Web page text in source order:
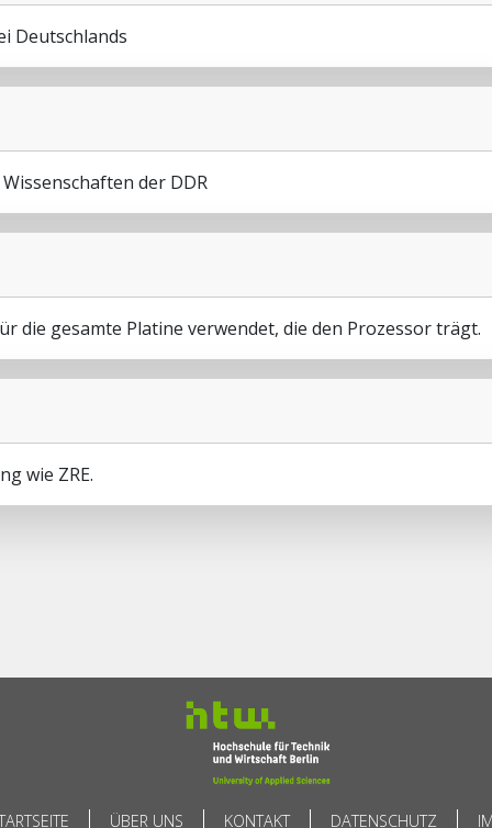
Deutschlands
der DDR
die gesamte Platine verwendet, die den Prozessor trägt.
wie ZRE.
ÜBER UNS KONTAKT DATENSCHUTZ